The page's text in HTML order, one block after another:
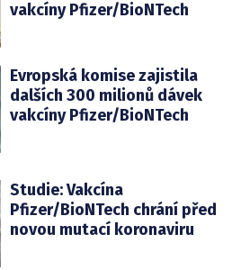
vakcíny Pfizer/BioNTech
Evropská komise zajistila
dalších 300 milionů dávek
vakcíny Pfizer/BioNTech
Studie: Vakcína
Pfizer/BioNTech chrání před
novou mutací koronaviru